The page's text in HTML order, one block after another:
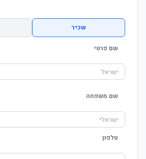
שכיר
שם פרטי
שם משפחה
טלפון